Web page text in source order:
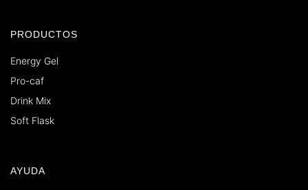
PRODUCTOS
Energy Gel
Pro-caf
Drink Mix
Soft Flask
AYUDA